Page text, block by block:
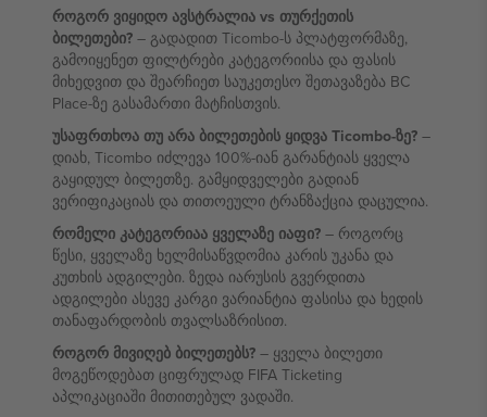
როგორ ვიყიდო ავსტრალია vs თურქეთის
ბილეთები? – გადადით Ticombo-ს პლატფორმაზე,
გამოიყენეთ ფილტრები კატეგორიისა და ფასის
მიხედვით და შეარჩიეთ საუკეთესო შეთავაზება BC
Place-ზე გასამართი მატჩისთვის.
უსაფრთხოა თუ არა ბილეთების ყიდვა Ticombo-ზე? –
დიახ, Ticombo იძლევა 100%-იან გარანტიას ყველა
გაყიდულ ბილეთზე. გამყიდველები გადიან
ვერიფიკაციას და თითოეული ტრანზაქცია დაცულია.
რომელი კატეგორიაა ყველაზე იაფი? – როგორც
წესი, ყველაზე ხელმისაწვდომია კარის უკანა და
კუთხის ადგილები. ზედა იარუსის გვერდითა
ადგილები ასევე კარგი ვარიანტია ფასისა და ხედის
თანაფარდობის თვალსაზრისით.
როგორ მივიღებ ბილეთებს? – ყველა ბილეთი
მოგეწოდებათ ციფრულად FIFA Ticketing
აპლიკაციაში მითითებულ ვადაში.